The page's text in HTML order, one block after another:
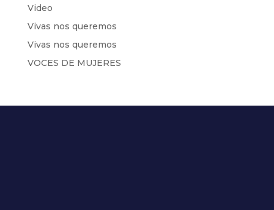
Video
Vivas nos queremos
Vivas nos queremos
VOCES DE MUJERES